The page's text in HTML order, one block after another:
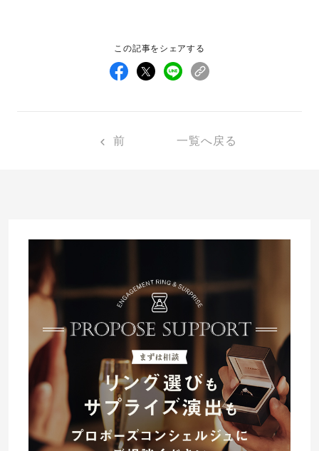
この記事をシェアする
前 一覧へ戻る
スペシャルプロポーズイベント
パーフェクトプロポーズリング
プロポーズシチュエーション診断
婚約指輪マッチング診断
プロポーズプラン検索
プロポーズの方法
タイミング
プレゼント
場所
婚約指輪のご購入と
プロポーズのご相談
I-PRIMO公式サイト
I-PRIMO公式オンラインショップ